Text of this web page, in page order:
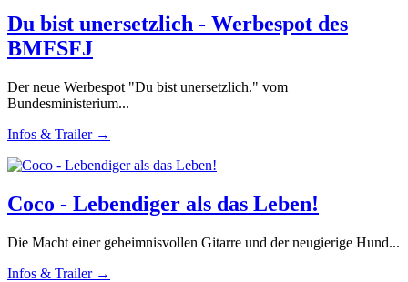
Du bist unersetzlich - Werbespot des
BMFSFJ
Der neue Werbespot "Du bist unersetzlich." vom
Bundesministerium...
Infos & Trailer →
Coco - Lebendiger als das Leben!
Die Macht einer geheimnisvollen Gitarre und der neugierige Hund...
Infos & Trailer →